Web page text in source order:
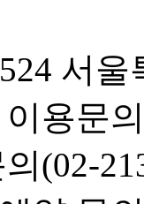
서
용문
(02-